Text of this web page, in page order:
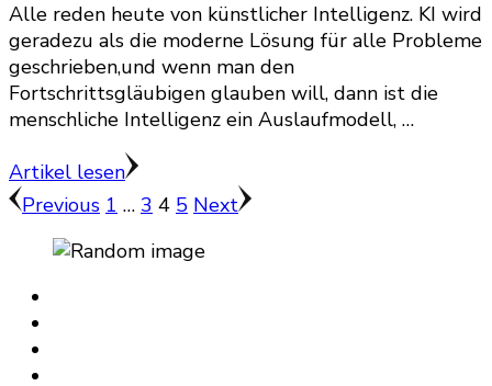
Alle reden heute von künstlicher Intelligenz. KI wird
geradezu als die moderne Lösung für alle Probleme
geschrieben,und wenn man den
Fortschrittsgläubigen glauben will, dann ist die
menschliche Intelligenz ein Auslaufmodell, …
Artikel lesen
Seitennummerierung
der
Beiträge
Previous Page
1 … Page
3 Page
4 Page
5 Next